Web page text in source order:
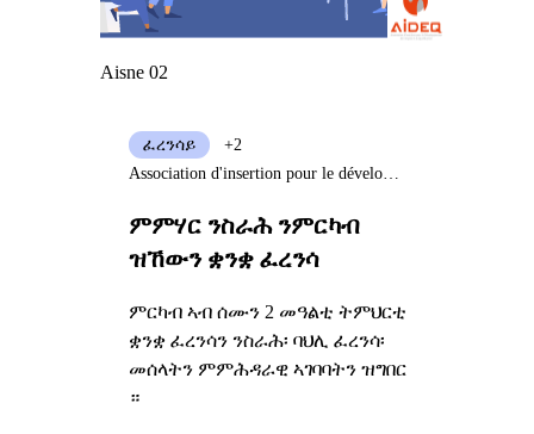
Aisne 02
ምምሃር ንስራሕ ንምርካብ
ዝኸውን ቋንቋ ፈረንሳ
ምርካብ ኣብ ሰሙን 2 መዓልቲ ትምህርቲ
ቋንቋ ፈረንሳን ንስራሕ፡ ባህሊ ፈረንሳ፡
መሰላትን ምምሕዳራዊ ኣገባባትን ዝግበር
።
ፈረንሳይ
+2
Association d'insertion pour le développement de l'emploi et la qualification (AIDEQ)